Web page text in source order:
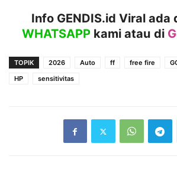
Info GENDIS.id Viral ada
WHATSAPPkami atau di
TOPIK 2026 Auto ff free fire
HP
sensitivitas